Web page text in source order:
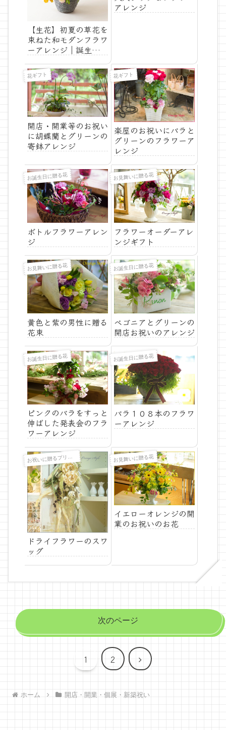
【生花】初夏の草花を
束ねた和モダンフラワ
ーアレンジ｜誕生日・
物
アレンジ
花ギフト
開店・開業等のお祝い
に胡蝶蘭とグリーンの
寄鉢アレンジ
花ギフト
楽屋のお祝いにバラと
グリーンのフラワーア
レンジ
お誕生日に贈る花
ボトルフラワーアレン
ジ
お見舞いに贈る花
フラワーオーダーアレ
ンジギフト
お見舞いに贈る花
黄色と紫の男性に贈る
花束
お誕生日に贈る花
ベゴニアとグリーンの
開店お祝いのアレンジ
お誕生日に贈る花
ピンクのバラをすっと
伸ばした発表会のフラ
ワーアレンジ
お誕生日に贈る花
バラ１０８本のフラワ
ーアレンジ
お 祝いに贈るプリザーブドフラワー
ドライフラワーのスワ
ッグ
お見舞いに贈る花
イエローオレンジの開
業のお祝いのお花
次のページ
1 2
次
ホーム 開店・開業・個展・新築祝い